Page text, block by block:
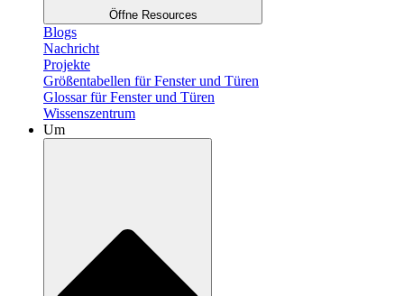
Öffne Resources
Blogs
Nachricht
Projekte
Größentabellen für Fenster und Türen
Glossar für Fenster und Türen
Wissenszentrum
Um